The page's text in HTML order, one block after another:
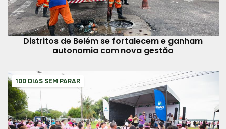
Distritos de Belém se fortalecem e ganham
autonomia com nova gestão
100 DIAS SEM PARAR